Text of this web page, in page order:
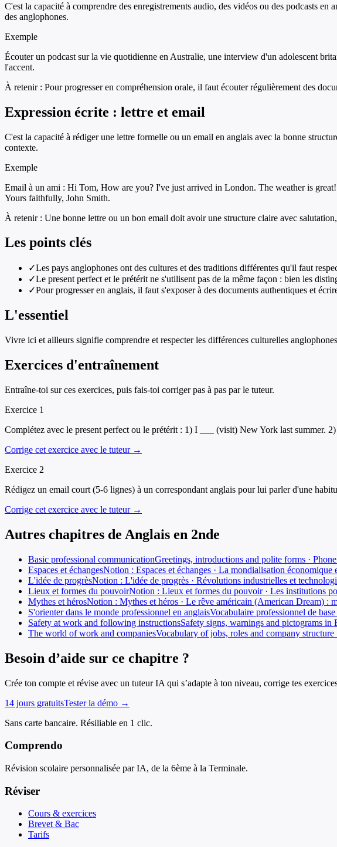
C'est la capacité à comprendre des enregistrements audio, des vidéos ou des podcasts
des anglophones.
Exemple
Écouter un podcast sur la vie quotidienne en Australie, une interview d'un adolescent
l'accent.
À retenir : Pour progresser en compréhension orale, il faut écouter régulièrement des
Expression écrite : lettre et email
C'est la capacité à rédiger une lettre formelle ou un email en anglais avec la bonne
contexte.
Exemple
Email à un ami : Hi Tom, How are you? I've just arrived in London. The weather is
Yours faithfully, John Smith.
À retenir : Une bonne lettre ou un bon email doit avoir une structure claire avec
Les points clés
✓Les pays anglophones ont des cultures et des traditions différentes qu'il faut
✓Le present perfect et le prétérit ne s'utilisent pas de la même façon : bien les
✓Pour progresser en anglais, il faut s'exposer à des documents authentiques et
L'essentiel
Vivre ici et ailleurs signifie comprendre et respecter les différences culturelles
Exercices d'entraînement
Entraîne-toi sur ces exercices, puis fais-toi corriger pas à pas par le tuteur.
Exercice 1
Complétez avec le present perfect ou le prétérit : 1) I ___ (visit) New York last
Corrige cet exercice avec le tuteur →
Exercice 2
Rédigez un email court (5-6 lignes) à un correspondant anglais pour lui parler d'une
Corrige cet exercice avec le tuteur →
Autres chapitres de Anglais en 2nde
Basic professional communicationGreetings, introductions and polite forms ·
Espaces et échangesNotion : Espaces et échanges · La mondialisation
L'idée de progrèsNotion : L'idée de progrès · Révolutions industrielles et
Lieux et formes du pouvoirNotion : Lieux et formes du pouvoir · Les institutions
Mythes et hérosNotion : Mythes et héros · Le rêve américain (American Dream)
S'orienter dans le monde professionnel en anglaisVocabulaire professionnel de
Safety at work and following instructionsSafety signs, warnings and pictograms in
The world of work and companiesVocabulary of jobs, roles and company
Besoin d’aide sur ce chapitre ?
Crée ton compte et révise avec un tuteur IA qui s’adapte à ton niveau, corrige tes
14 jours gratuitsTester la démo →
Sans carte bancaire. Résiliable en 1 clic.
Comprendo
Révision scolaire personnalisée par IA, de la 6ème à la Terminale.
Réviser
Cours & exercices
Brevet & Bac
Tarifs